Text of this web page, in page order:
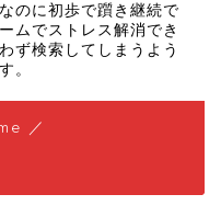
のに初歩で躓き継続で
ムでストレス解消でき
ず検索してしまうよう
。
／